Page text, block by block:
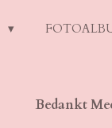
Bedankt